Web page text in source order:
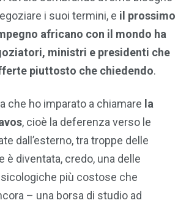
i suoi termini, e il prossimo
africano con il mondo ha
ministri e presidenti che
piuttosto che chiedendo.
che ho imparato a chiamare la
, cioè la deferenza verso le
dall’esterno, tra troppe delle
è diventata, credo, una delle
più costose che
– una borsa di studio ad